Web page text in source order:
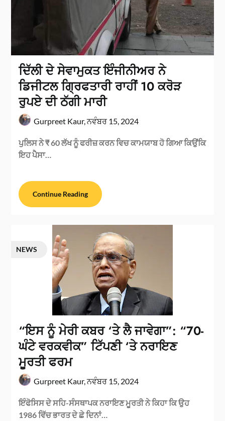
ਦਿੱਲੀ ਦੇ ਸੇਵਾਮੁਕਤ ਇੰਜੀਨੀਅਰ ਨੇ
ਡਿਜੀਟਲ ਗ੍ਰਿਫਤਾਰੀ ਰਾਹੀਂ 10 ਕਰੋੜ
ਰੁਪਏ ਦੀ ਠੱਗੀ ਮਾਰੀ
Gurpreet Kaur,ਨਵੰਬਰ 15, 2024
ਪੁਲਿਸ ਨੇ ₹ 60 ਲੱਖ ਨੂੰ ਫਰੀਜ਼ ਕਰਨ ਵਿਚ ਕਾਮਯਾਬ ਹੋ ਗਿਆ ਕਿਉਂਕਿ
ਇਹ ਪੈਸਾ…
Continue Reading
NEWS
“ਇਸ ਨੂੰ ਮੇਰੀ ਕਬਰ ‘ਤੇ ਲੈ ਜਾਵੇਗਾ”: “70-
ਘੰਟੇ ਵਰਕਵੀਕ” ਟਿੱਪਣੀ ‘ਤੇ ਨਰਾਇਣ
ਮੂਰਤੀ ਫਰਮ
Gurpreet Kaur,ਨਵੰਬਰ 15, 2024
ਇੰਫੋਸਿਸ ਦੇ ਸਹਿ-ਸੰਸਥਾਪਕ ਨਰਾਇਣ ਮੂਰਤੀ ਨੇ ਕਿਹਾ ਕਿ ਉਹ
1986 ਵਿੱਚ ਭਾਰਤ ਦੇ ਛੇ ਦਿਨਾਂ…